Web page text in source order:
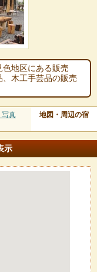
地区にある販売
木工手芸品の販売
写真 地図・周辺の宿
示